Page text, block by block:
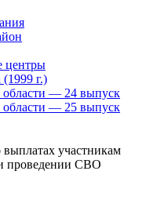
центры
г.)
области — 24 выпуск
области — 25 выпуск
участникам
проведении СВО